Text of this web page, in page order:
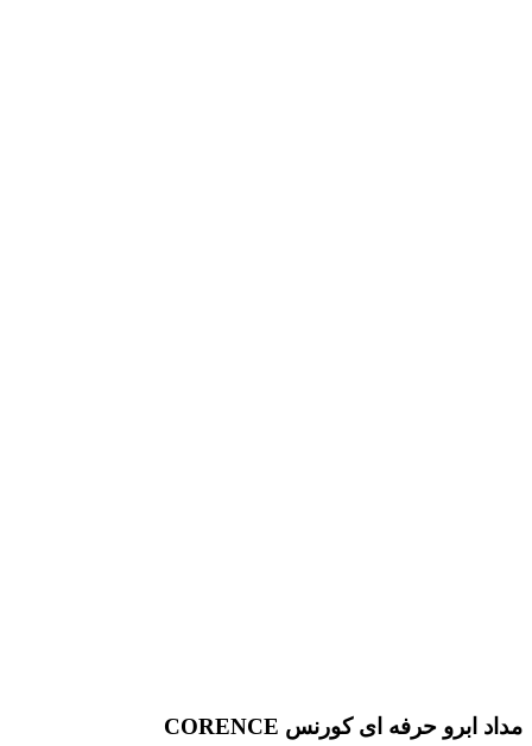
مداد ابرو حرفه ای کورنس CORENCE